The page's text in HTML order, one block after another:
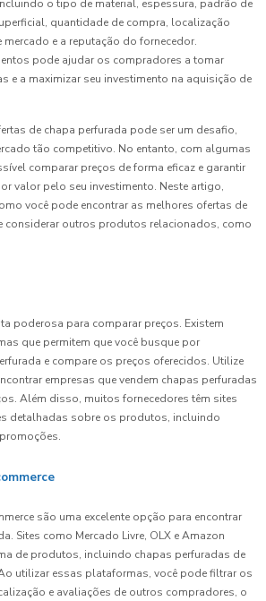
o tipo de material, espessura, padrão de
quantidade de compra, localização
e a reputação do fornecedor.
pode ajudar os compradores a tomar
e a maximizar seu investimento na aquisição de
de chapa perfurada pode ser um desafio,
tão competitivo. No entanto, com algumas
comparar preços de forma eficaz e garantir
valor pelo seu investimento. Neste artigo,
você pode encontrar as melhores ofertas de
considerar outros produtos relacionados, como
poderosa para comparar preços. Existem
que permitem que você busque por
e compare os preços oferecidos. Utilize
empresas que vendem chapas perfuradas
Além disso, muitos fornecedores têm sites
detalhadas sobre os produtos, incluindo
são uma excelente opção para encontrar
Sites como Mercado Livre, OLX e Amazon
de produtos, incluindo chapas perfuradas de
utilizar essas plataformas, você pode filtrar os
e avaliações de outros compradores, o